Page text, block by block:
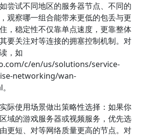
尝试不同地区的服务器节点、不同的
观察哪一组合能带来更低的包丢与更
，稳定性不仅靠单点速度，更靠整体
要关注对等连接的拥塞控制机制。对
，如
c/en/us/solutions/service-
networking/wan-
际使用场景做出策略性选择：如果你
域的游戏服务器或视频服务，优先选
更短、对等网络质量更高的节点。对